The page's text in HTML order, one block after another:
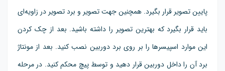
پایین تصویر قرار بگیرد. همچنین جهت تصویر و برد تصویر در زاویه‌ای
باید قرار بگیرد که بهترین تصویر را داشته باشید. بعد از چک کردن
این موارد اسپیسرها را بر روی برد دوربین نصب کنید. بعد از مونتاژ
برد آن را داخل دوربین قرار دهید و توسط پیچ محکم کنید. در مرحله